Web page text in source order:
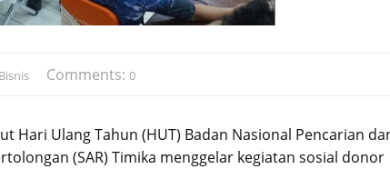
Comments: 0
Hari Ulang Tahun (HUT) Badan Nasional Pencarian
(SAR) Timika menggelar kegiatan sosial donor